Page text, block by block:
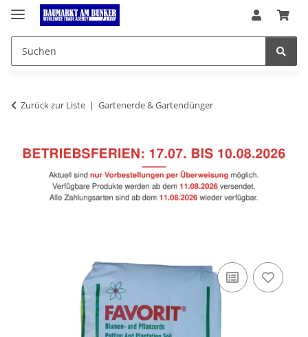
Zurück zur Liste Gartenerde & Gartendünger